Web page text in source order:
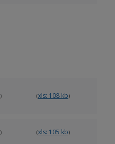
) (xls: 108 kb)
) (xls: 105 kb)